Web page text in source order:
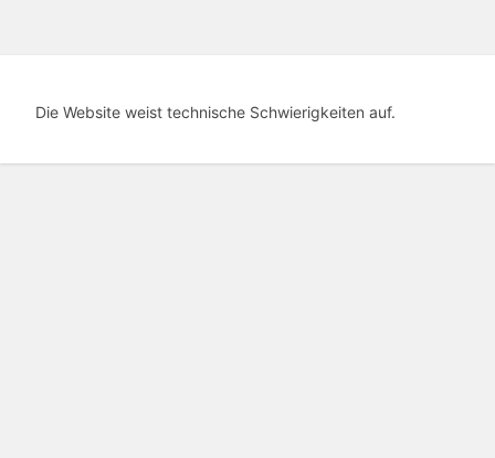
Die Website weist technische Schwierigkeiten auf.